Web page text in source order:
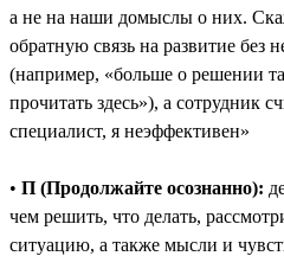
а не на наши домыслы о них.
обратную связь на развитие без
(например, «больше о решении
прочитать здесь»), а сотрудник
специалист, я неэффективен»
• П (Продолжайте осознанно):
чем решить, что делать,
ситуацию, а также мысли и